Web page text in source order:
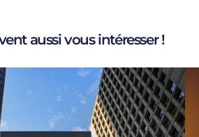
aussi vous intéresser !